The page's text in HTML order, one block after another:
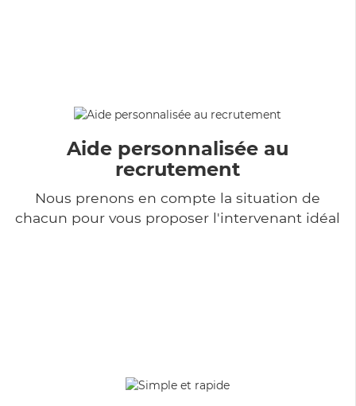
Aide personnalisée au
recrutement
Nous prenons en compte la situation de
chacun pour vous proposer l'intervenant idéal